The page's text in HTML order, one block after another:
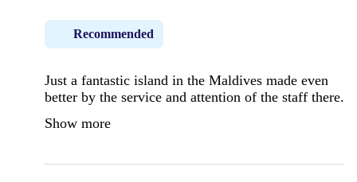
Recommended
Just a fantastic island in the Maldives made even
better by the service and attention of the staff there.
Show more